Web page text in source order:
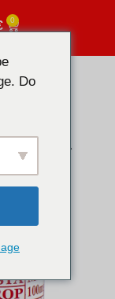
0
Pharma
Do